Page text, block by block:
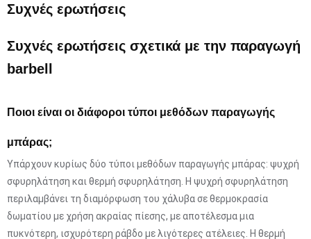
Συχνές ερωτήσεις
Συχνές ερωτήσεις σχετικά με την παραγωγή
barbell
Ποιοι είναι οι διάφοροι τύποι μεθόδων παραγωγής
μπάρας;
Υπάρχουν κυρίως δύο τύποι μεθόδων παραγωγής μπάρας: ψυχρή
σφυρηλάτηση και θερμή σφυρηλάτηση. Η ψυχρή σφυρηλάτηση
περιλαμβάνει τη διαμόρφωση του χάλυβα σε θερμοκρασία
δωματίου με χρήση ακραίας πίεσης, με αποτέλεσμα μια
πυκνότερη, ισχυρότερη ράβδο με λιγότερες ατέλειες. Η θερμή